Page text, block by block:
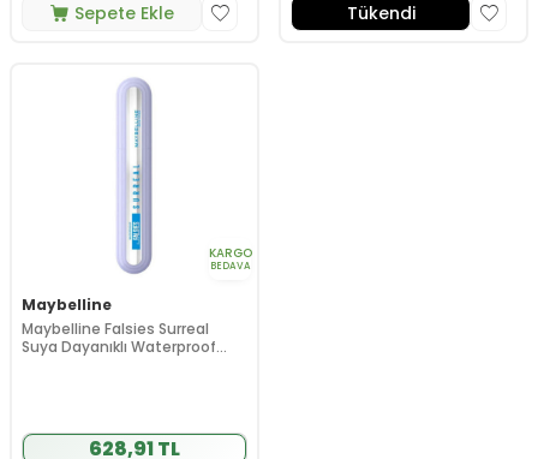
Sepete Ekle Tükendi
KARGO
BEDAVA
Maybelline
Maybelline Falsies Surreal
Suya Dayanıklı Waterproof
628,91 TL